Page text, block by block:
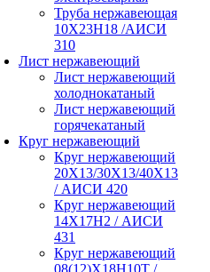
Труба нержавеющая
10Х23Н18 /АИСИ
310
Лист нержавеющий
Лист нержавеющий
холоднокатаный
Лист нержавеющий
горячекатаный
Круг нержавеющий
Круг нержавеющий
20Х13/30Х13/40Х13
/ АИСИ 420
Круг нержавеющий
14Х17Н2 / АИСИ
431
Круг нержавеющий
08(12)Х18Н10Т /